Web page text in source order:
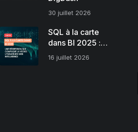
30 juillet 2026
SQL à la carte
dans BI 2025 :…
16 juillet 2026